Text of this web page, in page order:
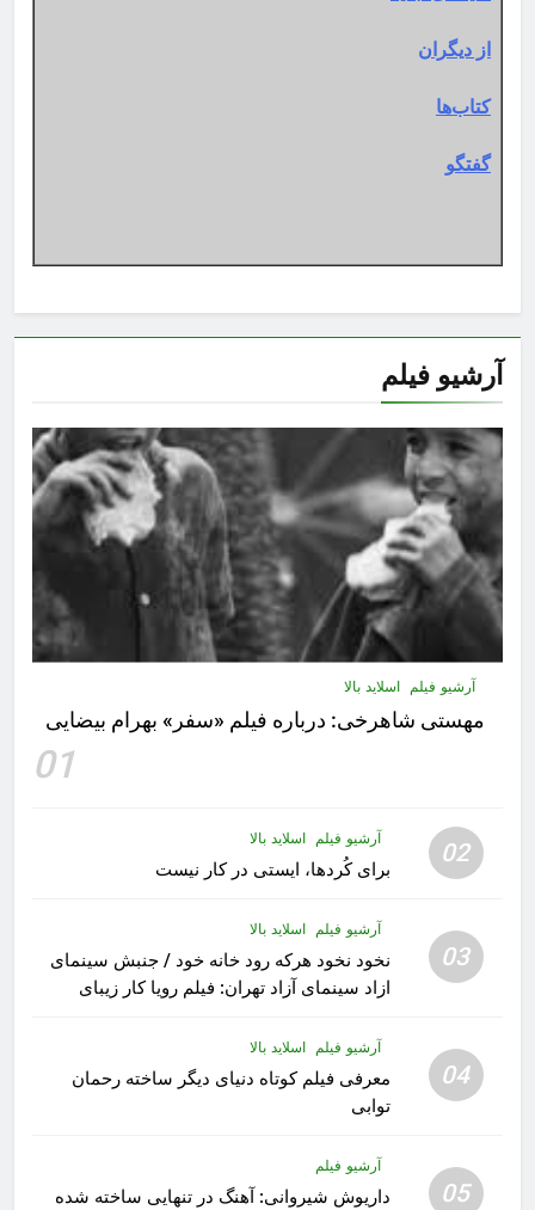
از دیگران
کتاب‌ها
گفتگو
آرشیو فیلم
آرشیو فیلم اسلاید بالا
مهستى شاهرخى:‌ درباره فيلم «سفر» بهرام بیضایی
01
02 آرشیو فیلم اسلاید بالا
برای کُردها، ایستی در کار نیست
03
آرشیو فیلم اسلاید بالا
نخود نخود هرکه رود خانه خود / جنبش سینمای
ازاد سینمای آزاد تهران: فیلم رویا کار زیبای
04
آرشیو فیلم اسلاید بالا
معرفی فیلم کوتاه دنیای دیگر ساخته رحمان
توابی
05
آرشیو فیلم
داریوش شیروانی: آهنگ در تنهایی ساخته شده